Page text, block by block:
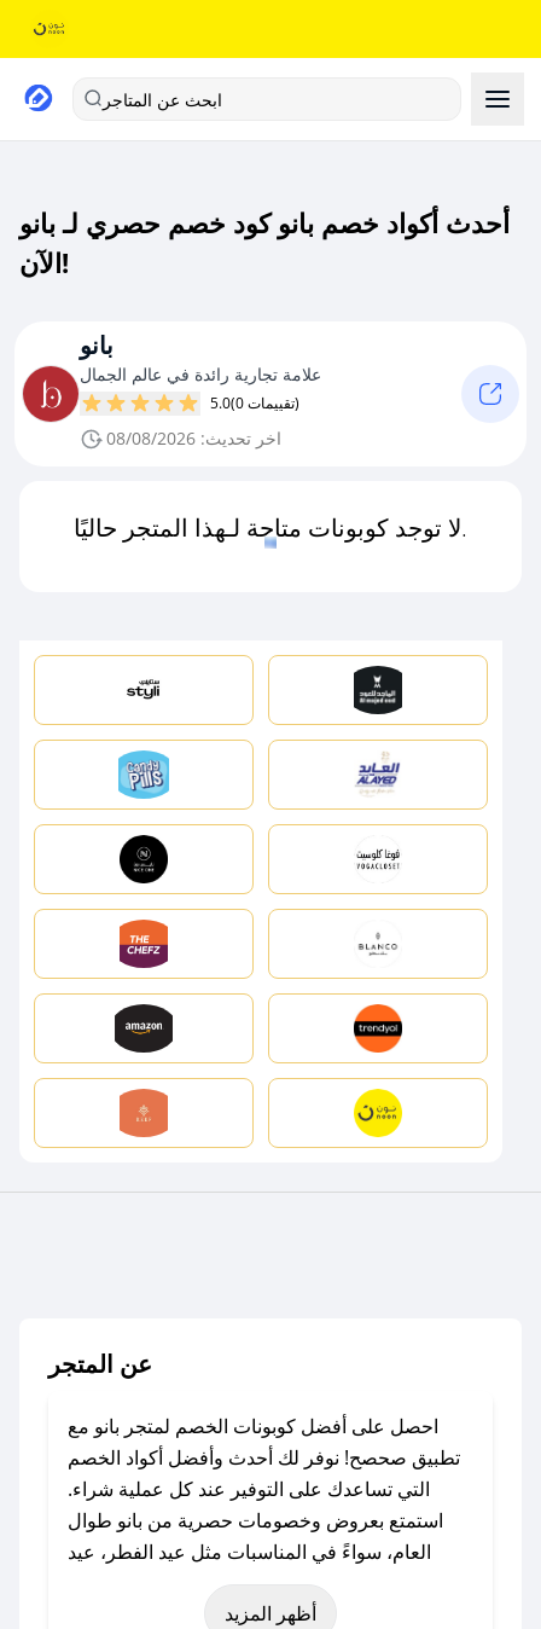
ابحث عن المتاجر
أحدث أكواد خصم بانو كود خصم حصري لـ بانو
الآن!
بانو
علامة تجارية رائدة في عالم الجمال
5.0 (0 تقييمات)
اخر تحديث: 08/08/2026
لا توجد كوبونات متاحة لـهذا المتجر حاليًا.
عن المتجر
احصل على أفضل كوبونات الخصم لمتجر بانو مع
تطبيق صحصح! نوفر لك أحدث وأفضل أكواد الخصم
التي تساعدك على التوفير عند كل عملية شراء.
استمتع بعروض وخصومات حصرية من بانو طوال
العام، سواءً في المناسبات مثل عيد الفطر، عيد
الأضحى، الجمعة البيضاء (شهر نوفمبر)، رمضان،
اليوم الوطني، يوم التأسيس، أو حتى عروض خاصة
أظهر المزيد